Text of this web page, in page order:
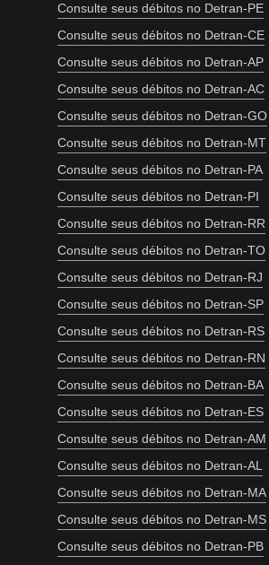
Consulte seus débitos no Detran-PE
Consulte seus débitos no Detran-CE
Consulte seus débitos no Detran-AP
Consulte seus débitos no Detran-AC
Consulte seus débitos no Detran-GO
Consulte seus débitos no Detran-MT
Consulte seus débitos no Detran-PA
Consulte seus débitos no Detran-PI
Consulte seus débitos no Detran-RR
Consulte seus débitos no Detran-TO
Consulte seus débitos no Detran-RJ
Consulte seus débitos no Detran-SP
Consulte seus débitos no Detran-RS
Consulte seus débitos no Detran-RN
Consulte seus débitos no Detran-BA
Consulte seus débitos no Detran-ES
Consulte seus débitos no Detran-AM
Consulte seus débitos no Detran-AL
Consulte seus débitos no Detran-MA
Consulte seus débitos no Detran-MS
Consulte seus débitos no Detran-PB